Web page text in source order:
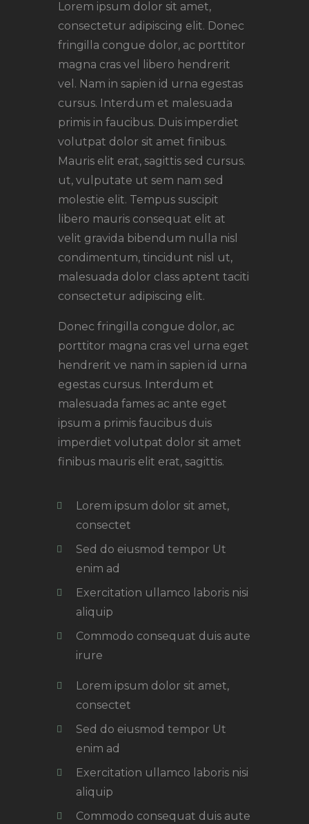
Lorem ipsum dolor sit amet,
consectetur adipiscing elit. Donec
fringilla congue dolor, ac porttitor
magna cras vel libero hendrerit
vel. Nam in sapien id urna egestas
cursus. Interdum et malesuada
primis in faucibus. Duis imperdiet
volutpat dolor sit amet finibus.
Mauris elit erat, sagittis sed cursus.
ut, vulputate ut sem nam sed
molestie elit. Tempus suscipit
libero mauris consequat elit at
velit gravida bibendum nulla nisl
condimentum, tincidunt nisl ut,
malesuada dolor class aptent taciti
consectetur adipiscing elit.
Donec fringilla congue dolor, ac
porttitor magna cras vel urna eget
hendrerit ve nam in sapien id urna
egestas cursus. Interdum et
malesuada fames ac ante eget
ipsum a primis faucibus duis
imperdiet volutpat dolor sit amet
finibus mauris elit erat, sagittis.
Lorem ipsum dolor sit amet,
consectet
Sed do eiusmod tempor Ut
enim ad
Exercitation ullamco laboris nisi
aliquip
Commodo consequat duis aute
irure
Lorem ipsum dolor sit amet,
consectet
Sed do eiusmod tempor Ut
enim ad
Exercitation ullamco laboris nisi
aliquip
Commodo consequat duis aute